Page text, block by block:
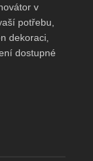
v
potřebu,
dekoraci,
dostupné